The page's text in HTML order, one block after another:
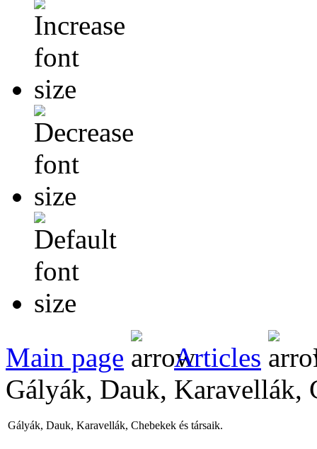
Main page Articles
Gályák, Dauk, Karavellák,
Gályák, Dauk, Karavellák, Chebekek és társaik.